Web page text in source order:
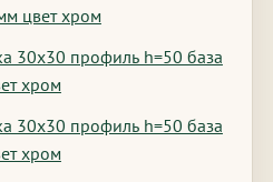
цвет хром
30х30 профиль h=50 база
хром
30х30 профиль h=50 база
хром